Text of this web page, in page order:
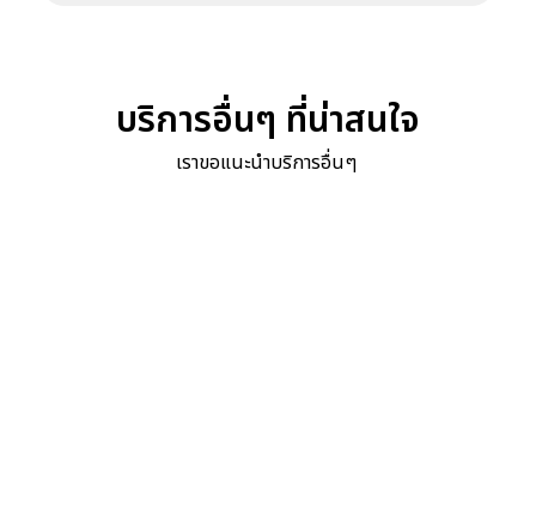
บริการอื่นๆ ที่น่าสนใจ
เราขอแนะนำบริการอื่นๆ